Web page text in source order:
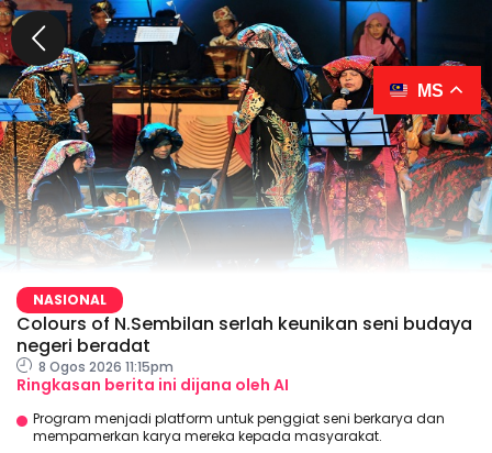
NASIONAL
Colours of N.Sembilan serlah keunikan seni budaya
negeri beradat
8 Ogos 2026 11:15pm
Ringkasan berita ini dijana oleh AI
Program menjadi platform untuk penggiat seni berkarya dan
mempamerkan karya mereka kepada masyarakat.
MS